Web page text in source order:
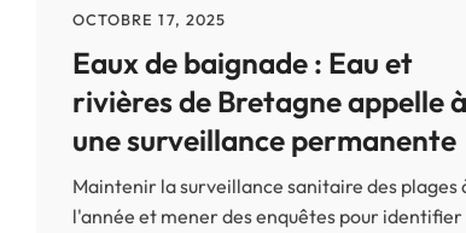
OCTOBRE 17, 2025
Eaux de baignade : Eau et
rivières de Bretagne appelle à
une surveillance permanente
Maintenir la surveillance sanitaire des plages
l'année et mener des enquêtes pour identifier